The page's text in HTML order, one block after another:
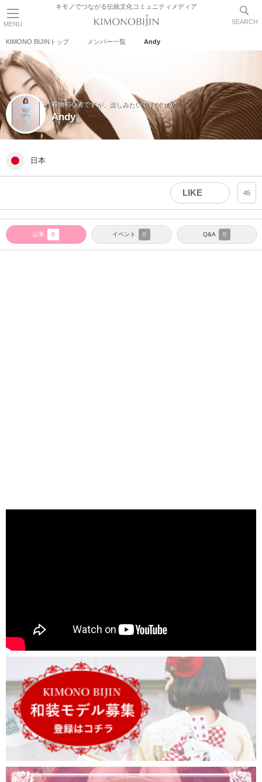
MENU
キモノでつながる伝統文化コミュニティメディア
SEARCH
KIMONO BIJINトップ メンバー一覧 Andy
着物初心者ですが、楽しみたいです*\(^o^)/*
Andy
日本
LIKE 45
記事 0 イベント 0 Q&A 0